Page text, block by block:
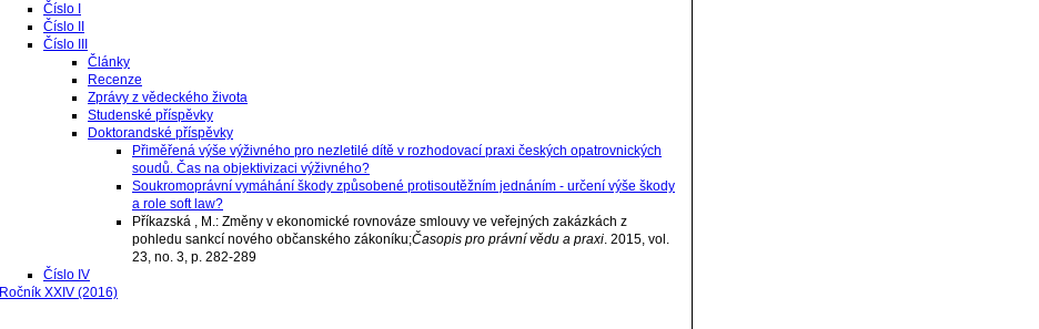
Číslo I
Číslo II
Číslo III
Články
Recenze
Zprávy z vědeckého života
Studenské příspěvky
Doktorandské příspěvky
Přiměřená výše výživného pro nezletilé dítě v rozhodovací praxi českých opatrovnických
soudů. Čas na objektivizaci výživného?
Soukromoprávní vymáhání škody způsobené protisoutěžním jednáním - určení výše škody
a role soft law?
Příkazská , M.: Změny v ekonomické rovnováze smlouvy ve veřejných zakázkách z
pohledu sankcí nového občanského zákoníku;Časopis pro právní vědu a praxi. 2015, vol.
23, no. 3, p. 282-289
Číslo IV
Ročník XXIV (2016)